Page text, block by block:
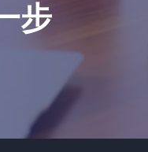
步